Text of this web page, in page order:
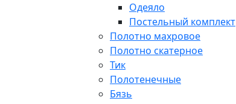
Одеяло
Постельный комплект
Полотно махровое
Полотно скатерное
Тик
Полотенечные
Бязь